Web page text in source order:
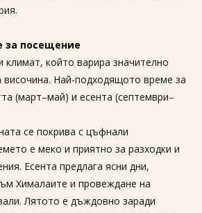
посещение
климат, който варира значително
височина. Най-подходящото време за
(март–май) и есента (септември–
се покрива с цъфнали
е меко и приятно за разходки и
Есента предлага ясни дни,
Хималаите и провеждане на
Лятото е дъждовно заради